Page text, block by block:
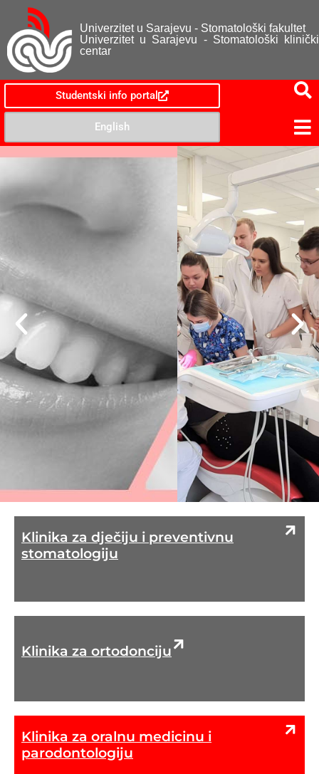
Univerzitet u Sarajevu - Stomatološki fakultet
Univerzitet u Sarajevu - Stomatološki klinički
centar
Studentski info portal
English
Klinika za dječiju i preventivnu
stomatologiju
Klinika za ortodonciju
Klinika za oralnu medicinu i
parodontologiju